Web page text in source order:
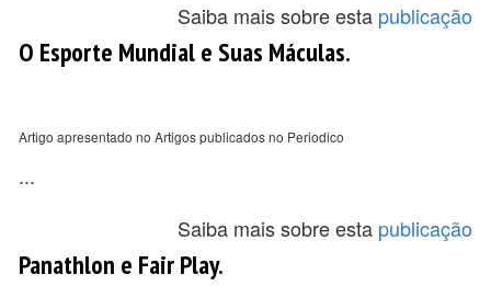
Saiba mais sobre esta publicação
O Esporte Mundial e Suas Máculas.
Artigo apresentado no Artigos publicados no Periodico
...
Saiba mais sobre esta publicação
Panathlon e Fair Play.